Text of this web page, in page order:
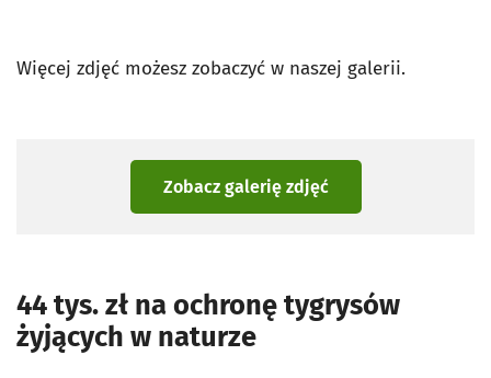
Więcej zdjęć możesz zobaczyć w naszej galerii.
Zobacz galerię zdjęć
44 tys. zł na ochronę tygrysów
żyjących w naturze